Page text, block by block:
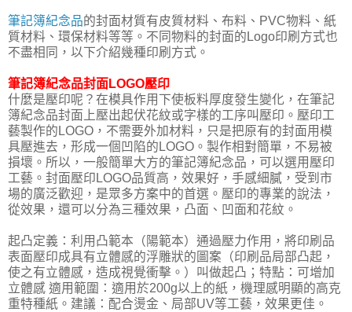
筆記簿紀念品的封面材質有皮質材料、布料、PVC物料、紙
質材料、環保材料等等。不同物料的封面的Logo印刷方式也
不盡相同，以下介紹幾種印刷方式。
筆記簿紀念品封面LOGO壓印
什麼是壓印呢？在模具作用下使板料厚度發生變化，在筆記
簿紀念品封面上壓出起伏花紋或字樣的工序叫壓印。壓印工
藝製作的LOGO，不需要外加材料，只是把原有的封面用模
具壓進去，形成一個凹陷的LOGO。製作相對簡單，不易被
損壞。所以，一般簡單大方的筆記簿紀念品，可以選用壓印
工藝。封面壓印LOGO品質高，效果好，手感細膩，受到市
場的廣泛歡迎，是眾多方案中的首選。壓印的專業的說法，
從效果，還可以分為三種效果，凸面、凹面和花紋。
起凸定義：利用凸範本（陽範本）通過壓力作用，將印刷品
表面壓印成具有立體感的浮雕狀的圖案（印刷品局部凸起，
使之有立體感，造成視覺衝擊。）叫做起凸；特點：可增加
立體感 適用範圍：適用於200g以上的紙，機理感明顯的高克
重特種紙。建議：配合燙金、局部UV等工藝，效果更佳。